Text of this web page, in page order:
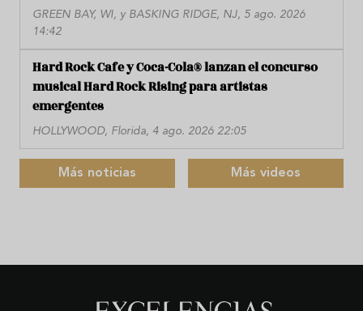
GREEN BAY, WI, y BASKING RIDGE, NJ, 5 ago. 2026
14:42
Hard Rock Cafe y Coca-Cola® lanzan el concurso
musical Hard Rock Rising para artistas
emergentes
HOLLYWOOD, Florida, 4 ago. 2026 22:05
Más noticias Más videos